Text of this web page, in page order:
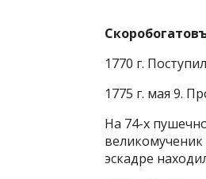
1770 г.
1775 г. мая 9.
На 74-х
великомученик
эскадре